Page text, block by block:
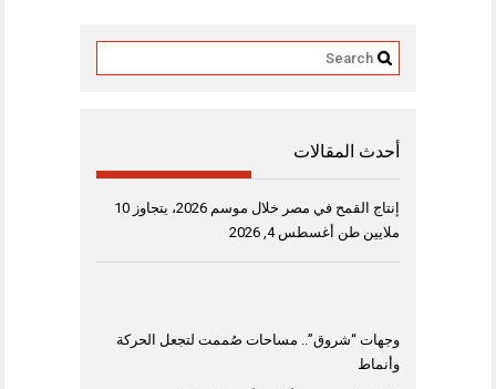
أحدث المقالات
إنتاج القمح في مصر خلال موسم 2026، يتجاوز 10
ملايين طن أغسطس 4, 2026
وجهات “شروق”.. مساحات صُممت لتجعل الحركة
وأنماط